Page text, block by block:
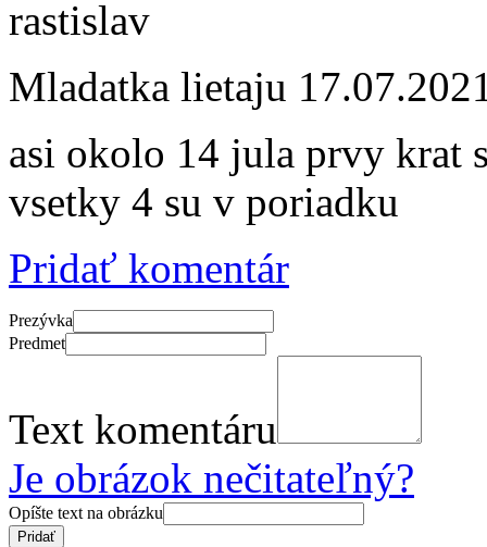
rastislav
Mladatka lietaju
asi okolo 14 jula prvy krat
vsetky 4 su v poriadku
Pridať komentár
Prezývka
Predmet
Text komentáru
Je obrázok nečitateľný?
Opíšte text na obrázku